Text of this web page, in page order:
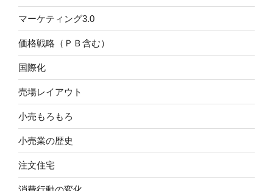
マーケティング3.0
価格戦略（ＰＢ含む）
国際化
売場レイアウト
小売もろもろ
小売業の歴史
注文住宅